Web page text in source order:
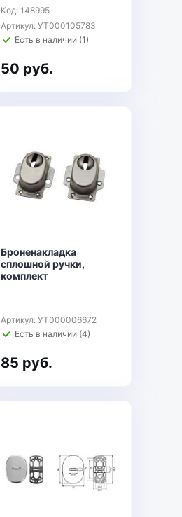
Код: 148995
Артикул: УТ000105783
Есть в наличии (1)
50 руб.
Броненакладка
сплошной ручки,
комплект
Артикул: УТ000006672
Есть в наличии (4)
85 руб.